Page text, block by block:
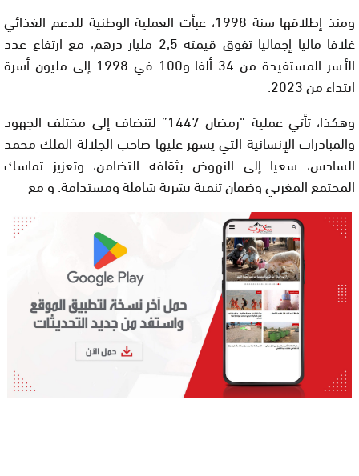
ومنذ إطلاقها سنة 1998، عبأت العملية الوطنية للدعم الغذائي
غلافا ماليا إجماليا تفوق قيمته 2,5 مليار درهم، مع ارتفاع عدد
الأسر المستفيدة من 34 ألفا و100 في 1998 إلى مليون أسرة
ابتداء من 2023.
وهكذا، تأتي عملية “رمضان 1447” لتنضاف إلى مختلف الجهود
والمبادرات الإنسانية التي يسهر عليها صاحب الجلالة الملك محمد
السادس، سعيا إلى النهوض بثقافة التضامن، وتعزيز تماسك
المجتمع المغربي وضمان تنمية بشرية شاملة ومستدامة. و مع